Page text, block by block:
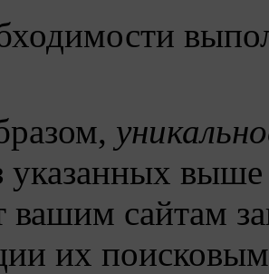
указанных
вашим сайтам
их